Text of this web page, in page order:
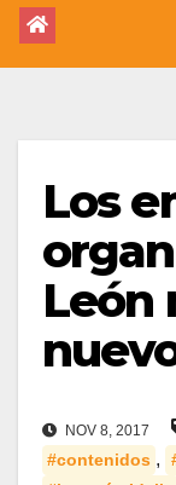
Los
León
NOV 8, 2017
#contenidos ,